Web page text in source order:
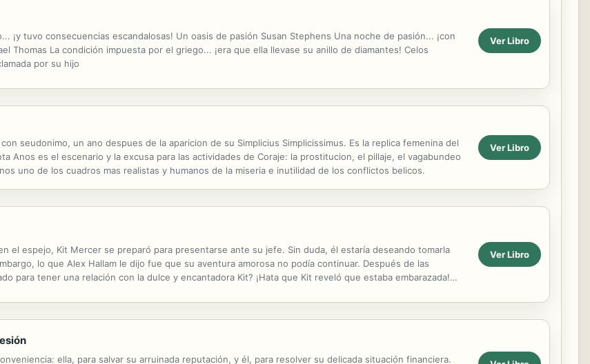
¡y tuvo consecuencias escandalosas! Un oasis de pasión Susan Stephens Una noche de pasión... ¡con
Thomas La condición impuesta por el griego... ¡era que ella llevase su anillo de diamantes! Celos
por su hijo
Ver Libro
seudonimo, un ano despues de la aparicion de su Simplicius Simplicissimus. Es la replica femenina del
Anos es el escenario y la excusa para las actividades de Coraje: la prostitucion, el pillaje, el vagabundeo
uno de los cuadros mas realistas y humanos de la miseria e inutilidad de los conflictos belicos.
Ver Libro
el espejo, Kit Mercer se preparó para presentarse ante su jefe. Sin duda, él estaría deseando tomarla
lo que Alex Hallam le dijo fue que su aventura amorosa no podía continuar. Después de las
para tener una relación con la dulce y encantadora Kit? ¡Hata que Kit reveló que estaba embarazada!
Ver Libro
ella, para salvar su arruinada reputación, y él, para resolver su delicada situación financiera.